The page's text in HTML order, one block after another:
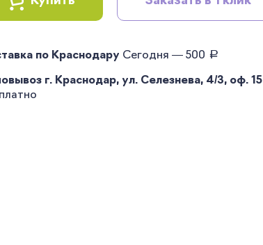
по Краснодару Сегодня — 500 руб.
г. Краснодар, ул. Селезнева, 4/3, оф. 15